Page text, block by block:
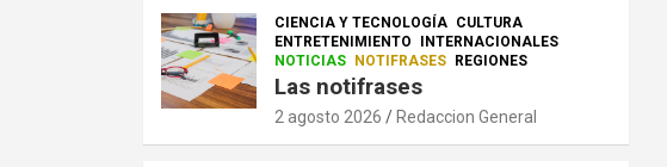
CIENCIA Y TECNOLOGÍA CULTURA
ENTRETENIMIENTO
INTERNACIONALES
NOTICIAS
NOTIFRASES REGIONES
Las notifrases
2 agosto 2026 Redaccion General